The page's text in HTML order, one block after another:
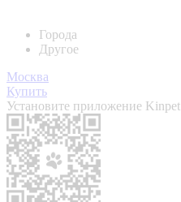
Города
Другое
Москва
Купить
Установите приложение Kinpet